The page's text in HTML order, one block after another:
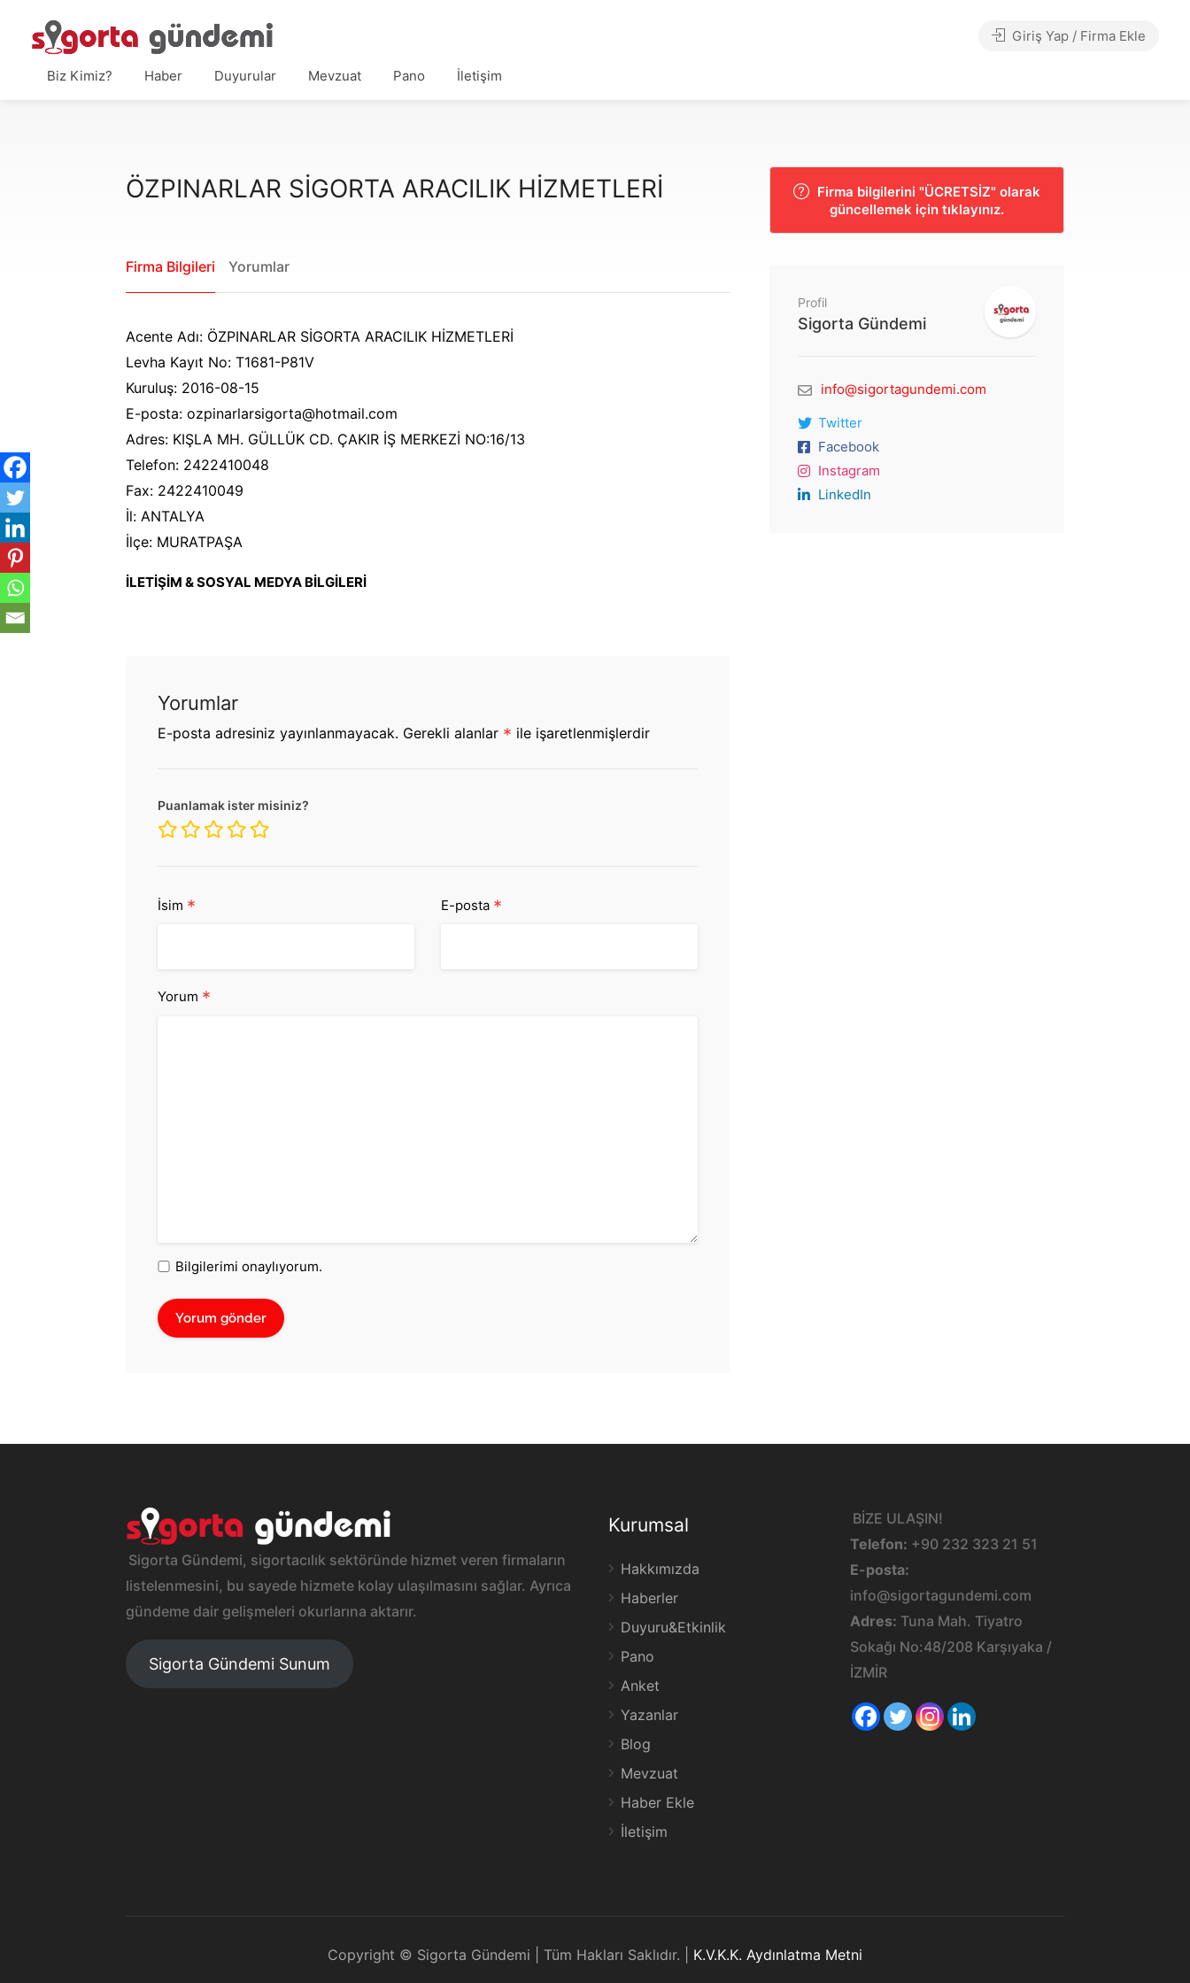
Biz Kimiz? Haber Duyurular Mevzuat Pano İletişim
Giriş Yap / Firma Ekle
ÖZPINARLAR SİGORTA ARACILIK HİZMETLERİ
Firma Bilgileri Yorumlar
Acente Adı: ÖZPINARLAR SİGORTA ARACILIK HİZMETLERİ
Levha Kayıt No: T1681-P81V
Kuruluş: 2016-08-15
E-posta: ozpinarlarsigorta@hotmail.com
Adres: KIŞLA MH. GÜLLÜK CD. ÇAKIR İŞ MERKEZİ NO:16/13
Telefon: 2422410048
Fax: 2422410049
İl: ANTALYA
İlçe: MURATPAŞA
İLETİŞİM & SOSYAL MEDYA BİLGİLERİ
Yorumlar
E-posta adresiniz yayınlanmayacak. Gerekli alanlar * ile işaretlenmişlerdir
Puanlamak ister misiniz?
İsim * E-posta *
Yorum *
Bilgilerimi onaylıyorum.
Firma bilgilerini "ÜCRETSİZ" olarak
güncellemek için tıklayınız.
Profil
Sigorta Gündemi
info@sigortagundemi.com
Twitter
Facebook
Instagram
LinkedIn
Sigorta Gündemi, sigortacılık sektöründe hizmet veren firmaların
listelenmesini, bu sayede hizmete kolay ulaşılmasını sağlar. Ayrıca
gündeme dair gelişmeleri okurlarına aktarır.
Sigorta Gündemi Sunum
Kurumsal
Hakkımızda
Haberler
Duyuru&Etkinlik
Pano
Anket
Yazanlar
Blog
Mevzuat
Haber Ekle
İletişim
BİZE ULAŞIN!
Telefon: +90 232 323 21 51
E-posta:
info@sigortagundemi.com
Adres: Tuna Mah. Tiyatro
Sokağı No:48/208 Karşıyaka /
İZMİR
Copyright © Sigorta Gündemi | Tüm Hakları Saklıdır. | K.V.K.K. Aydınlatma Metni